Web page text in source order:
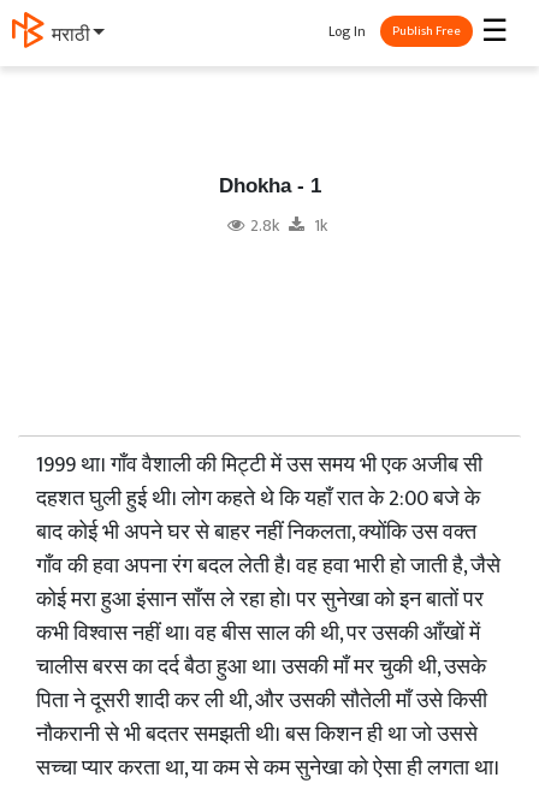
मराठी ☰
Log In Publish Free
Dhokha - 1
2.8k 1k
1999 था। गाँव वैशाली की मिट्टी में उस समय भी एक अजीब सी
दहशत घुली हुई थी। लोग कहते थे कि यहाँ रात के 2:00 बजे के
बाद कोई भी अपने घर से बाहर नहीं निकलता, क्योंकि उस वक्त
गाँव की हवा अपना रंग बदल लेती है। वह हवा भारी हो जाती है, जैसे
कोई मरा हुआ इंसान साँस ले रहा हो। पर सुनेखा को इन बातों पर
कभी विश्वास नहीं था। वह बीस साल की थी, पर उसकी आँखों में
चालीस बरस का दर्द बैठा हुआ था। उसकी माँ मर चुकी थी, उसके
पिता ने दूसरी शादी कर ली थी, और उसकी सौतेली माँ उसे किसी
नौकरानी से भी बदतर समझती थी। बस किशन ही था जो उससे
सच्चा प्यार करता था, या कम से कम सुनेखा को ऐसा ही लगता था।